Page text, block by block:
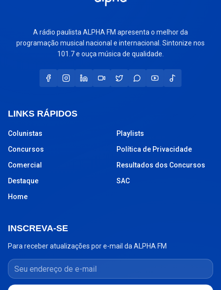
A rádio paulista ALPHA FM apresenta o melhor da
programação musical nacional e internacional. Sintonize nos
101.7 e ouça música de qualidade.
LINKS RÁPIDOS
Colunistas
Concursos
Comercial
Destaque
Home
Playlists
Política de Privacidade
Resultados dos Concursos
SAC
INSCREVA-SE
Para receber atualizações por e-mail da ALPHA FM
Seu endereço de e-mail